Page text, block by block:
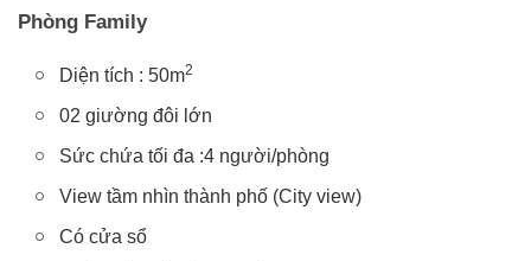
Phòng Family
Diện tích : 50m2
02 giường đôi lớn
Sức chứa tối đa :4 người/phòng
View tầm nhìn thành phố (City view)
Có cửa sổ